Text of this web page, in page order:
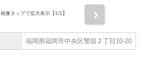
画像タップで拡大表示【1/1】
福岡県福岡市中央区警固２丁目10-20